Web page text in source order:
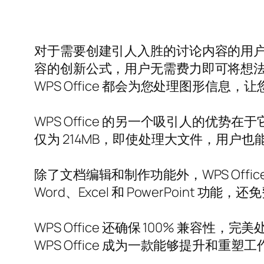
对于需要创建引人入胜的讨论内容的用
容的创新公式，用户无需费力即可将想
WPS Office 都会为您处理图形信息，
WPS Office 的另一个吸引人的优势在
仅为 214MB，即使处理大文件，用户
除了文档编辑和制作功能外，WPS
Word、Excel 和 PowerPoint 功能，还
WPS Office 还确保 100% 兼容性，完
WPS Office 成为一款能够提升和重塑